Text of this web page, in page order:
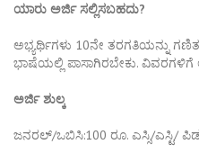
ಯಾರು ಅರ್ಜಿ ಸಲ್ಲಿಸಬಹದು?
ಅಭ್ಯರ್ಥಿಗಳು 10ನೇ ತರಗತಿಯನ್ನು
ಭಾಷೆಯಲ್ಲಿ ಪಾಸಾಗಿರಬೇಕು.
ಅರ್ಜಿ ಶುಲ್ಕ
ಜನರಲ್/ಒಬಿಸಿ:100 ರೂ. ಎಸ್ಸಿ/ಎಸ್ಟಿ/